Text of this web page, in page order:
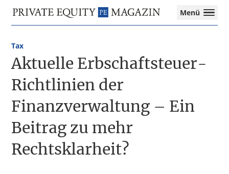
Hauptnavigation
Inhalt
Private
Equity
Das
für
die
Private
Equity-
Branche
–
Investment
Funds
I
M&A
I
Menü
Aktuelle Erbschaftsteuer-
Richtlinien der
Finanzverwaltung – Ein
Beitrag zu mehr
Rechtsklarheit?
Tax